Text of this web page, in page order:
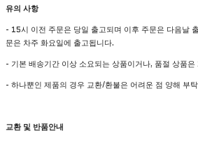
유의 사항
- 15시 이전 주문은 당일 출고되며 이후 주문은 다음날
문은 차주 화요일에 출고됩니다.
- 기본 배송기간 이상 소요되는 상품이거나, 품절 상품
- 하나뿐인 제품의 경우 교환/환불은 어려운 점 양해 부
교환 및 반품안내